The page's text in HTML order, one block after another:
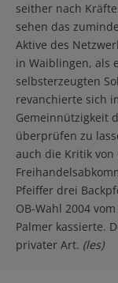
seither nach
sehen das
Aktive des
in Waiblingen, als
selbsterzeugten
revanchierte sich
Gemeinnützigkeit
überprüfen zu
auch die Kritik von
Pfeiffer drei
OB-Wahl 2004
Palmer kassierte.
privater Art. (les)